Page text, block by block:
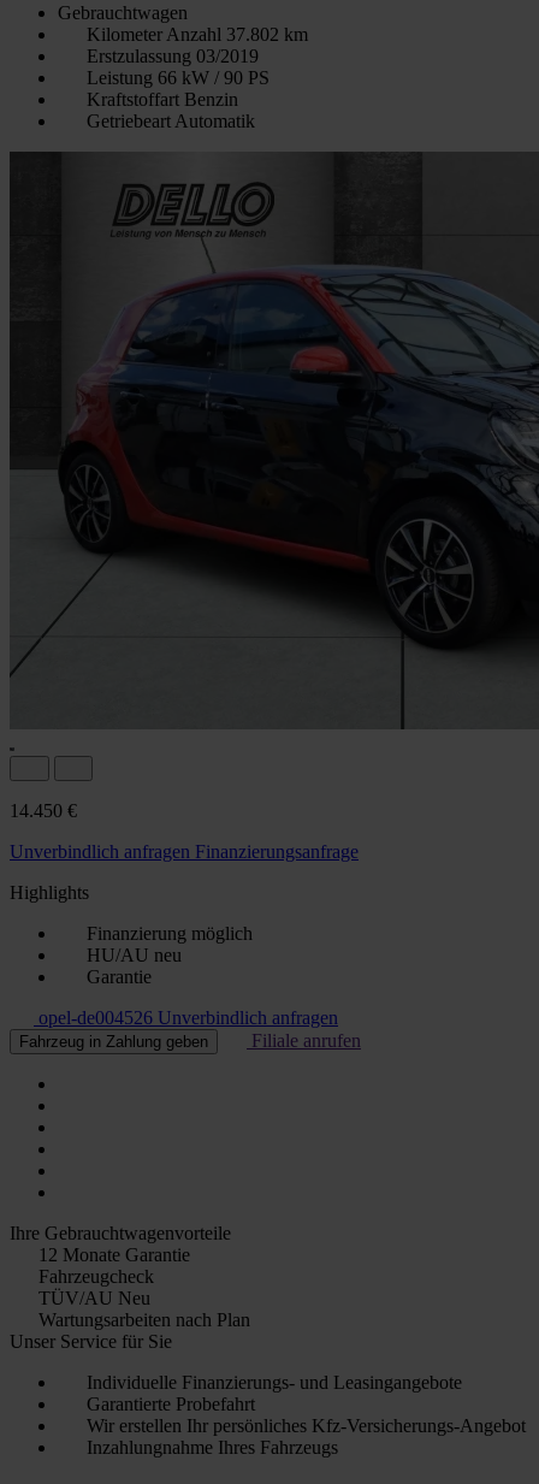
Gebrauchtwagen
Kilometer Anzahl 37.802 km
Erstzulassung 03/2019
Leistung 66 kW / 90 PS
Kraftstoffart Benzin
Getriebeart Automatik
14.450 €
Unverbindlich anfragen Finanzierungsanfrage
Highlights
Finanzierung möglich
HU/AU neu
Garantie
opel-de004526 Unverbindlich anfragen
Fahrzeug in Zahlung geben Filiale anrufen
Ihre Gebrauchtwagenvorteile
12 Monate Garantie
Fahrzeugcheck
TÜV/AU Neu
Wartungsarbeiten nach Plan
Unser Service für Sie
Individuelle Finanzierungs- und Leasingangebote
Garantierte Probefahrt
Wir erstellen Ihr persönliches Kfz-Versicherungs-Angebot
Inzahlungnahme Ihres Fahrzeugs